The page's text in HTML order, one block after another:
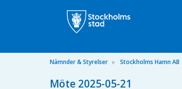
Nämnder & Styrelser Stockholms Hamn AB
Möte 2025-05-21